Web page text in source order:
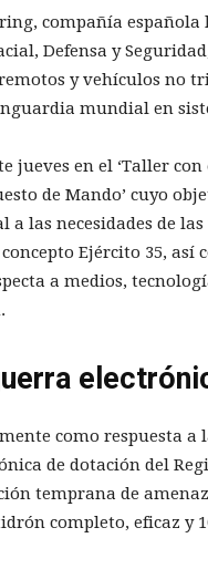
compañía
Defensa y
y vehículos no
mundial en
jueves en el ‘Taller
de Mando’ cuyo
a las necesidades de
Ejército 35, así
a medios,
como respuesta a
de dotación del
temprana de
completo, eficaz y